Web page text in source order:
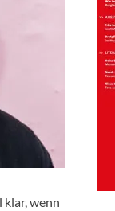
klar, wenn